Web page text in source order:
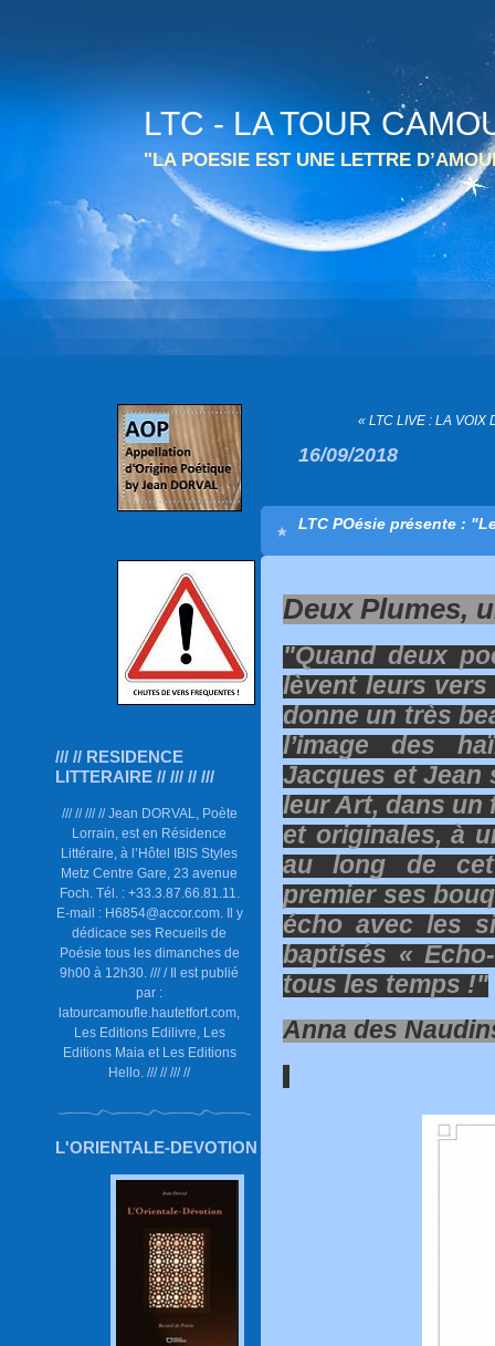
LTC - LA TOUR
"LA POESIE EST UNE LETTRE
/// // RESIDENCE
LITTERAIRE // /// // ///
/// // /// // Jean DORVAL, Poète
Lorrain, est en Résidence
Littéraire, à l’Hôtel IBIS Styles
Metz Centre Gare, 23 avenue
Foch. Tél. : +33.3.87.66.81.11.
E-mail : H6854@accor.com. Il y
dédicace ses Recueils de
Poésie tous les dimanches de
9h00 à 12h30. /// / Il est publié
par :
latourcamoufle.hautetfort.com,
Les Editions Edilivre, Les
Editions Maia et Les Editions
Hello. /// // /// //
L'ORIENTALE-DEVOTION
« LTC LIVE : LA VOIX
16/09/2018
LTC POésie présente :
Deux Plumes,
"Quand deux
lèvent leurs
donne un très
l’image des
Jacques et Jean
leur Art, dans un
et originales, à
au long de
premier ses
écho avec les
baptisés «
tous les temps !"
Anna des